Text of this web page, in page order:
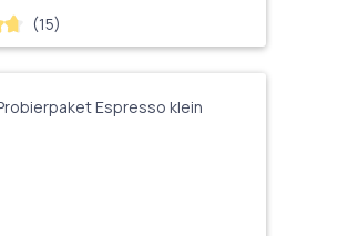
Bewertung von 4.67 von 5 Sternen
(15)